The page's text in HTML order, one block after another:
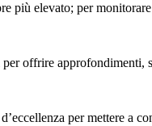
più elevato; per
offrire approfondimenti,
per mettere a